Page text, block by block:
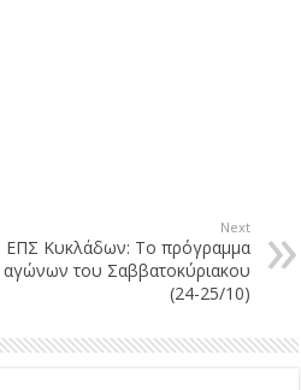
Next
ΕΠΣ Κυκλάδων: Το πρόγραμμα
αγώνων του Σαββατοκύριακου
(24-25/10)